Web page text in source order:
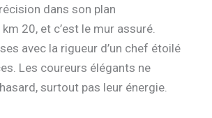
dans son plan
20, et c’est le mur assuré.
avec la rigueur d’un chef étoilé
Les coureurs élégants ne
surtout pas leur énergie.